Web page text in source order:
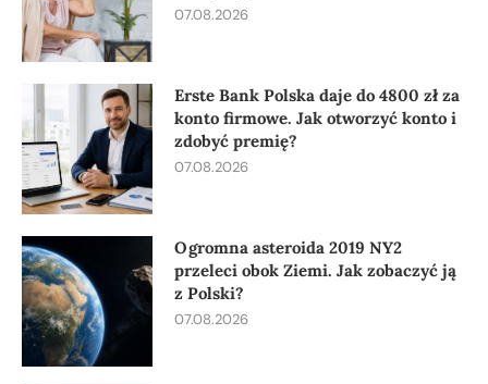
07.08.2026
Erste Bank Polska daje do 4800 zł za
konto firmowe. Jak otworzyć konto i
zdobyć premię?
07.08.2026
Ogromna asteroida 2019 NY2
przeleci obok Ziemi. Jak zobaczyć ją
z Polski?
07.08.2026